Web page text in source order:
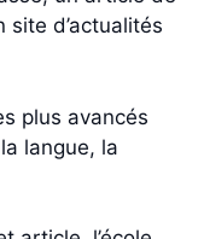
site d’actualités
plus avancés
langue, la